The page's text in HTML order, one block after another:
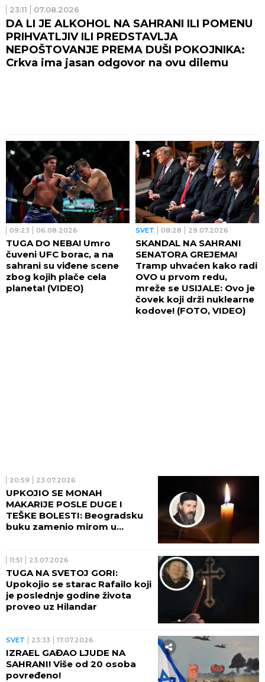
23:11 07.08.2026
DA LI JE ALKOHOL NA SAHRANI ILI POMENU
PRIHVATLJIV ILI PREDSTAVLJA
NEPOŠTOVANJE PREMA DUŠI POKOJNIKA:
Crkva ima jasan odgovor na ovu dilemu
09:23 06.08.2026
TUGA DO NEBA! Umro
čuveni UFC borac, a na
sahrani su viđene scene
zbog kojih plače cela
planeta! (VIDEO)
SVET 08:28 29.07.2026
SKANDAL NA SAHRANI
SENATORA GREJEMA!
Tramp uhvaćen kako radi
OVO u prvom redu,
mreže se USIJALE: Ovo je
čovek koji drži nuklearne
kodove! (FOTO, VIDEO)
20:59 23.07.2026
UPKOJIO SE MONAH
MAKARIJE POSLE DUGE I
TEŠKE BOLESTI: Beogradsku
buku zamenio mirom u
kraja života
11:51 23.07.2026
TUGA NA SVETOJ GORI:
Upokojio se starac Rafailo koji
je poslednje godine života
proveo uz Hilandar
SVET 23:33 17.07.2026
IZRAEL GAĐAO LJUDE NA
SAHRANI! Više od 20 osoba
povređeno!